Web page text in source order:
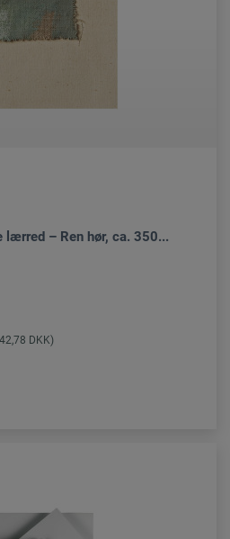
lærred – Ren hør, ca. 350...
DKK)